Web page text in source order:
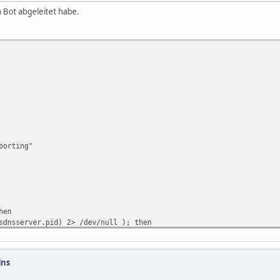
Bot abgeleitet habe.
2> /dev/null ); then
found, but no server running. Possibly your previously